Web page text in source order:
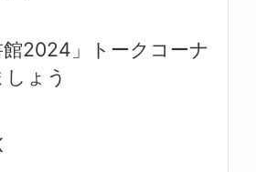
館2024」トークコーナ
ょう